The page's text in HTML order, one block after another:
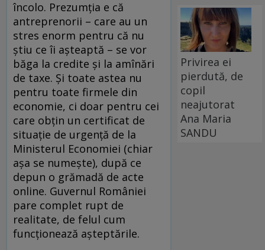
încolo. Prezumția e că
antreprenorii – care au un
stres enorm pentru că nu
știu ce îi așteaptă – se vor
băga la credite și la amînări
de taxe. Și toate astea nu
pentru toate firmele din
economie, ci doar pentru cei
care obțin un certificat de
situație de urgență de la
Ministerul Economiei (chiar
așa se numește), după ce
depun o grămadă de acte
online. Guvernul României
pare complet rupt de
realitate, de felul cum
funcționează așteptările.
Privirea ei
pierdută, de
copil
neajutorat
Ana Maria
SANDU